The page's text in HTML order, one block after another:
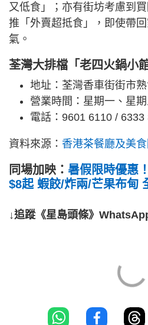
又低食」；亦有街坊考慮到
推「外賣超抵食」，即使帶
氣。
荃灣大排檔「老四火鍋小館
地址：荃灣香車街街市
營業時間：星期一、星
電話：9601 6110 / 6333
資料來源： 香港茶餐廳及美
同場加映： 暑假限時優惠
$8起 蝦餃/炸兩/芒果布甸
↓追蹤《星島頭條》